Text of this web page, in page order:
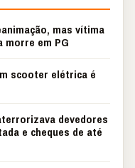
mas vítima
em PG
scooter elétrica é
devedores
e cheques de até